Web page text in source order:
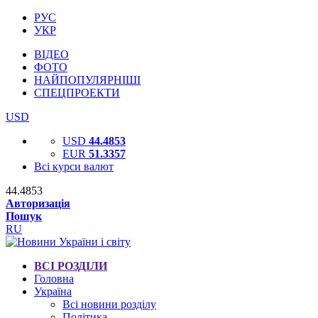
РУС
УКР
ВІДЕО
ФОТО
НАЙПОПУЛЯРНІШІ
СПЕЦПРОЕКТИ
USD
USD 44.4853
EUR 51.3357
Всі курси валют
44.4853
Авторизація
Пошук
RU
ВСІ РОЗДІЛИ
Головна
Україна
Всі новини розділу